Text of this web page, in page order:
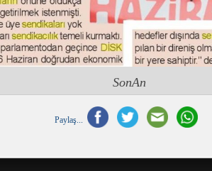
SonAn
Paylaş...